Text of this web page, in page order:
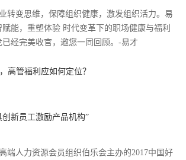
转变思维，保障组织健康，激发组织活力。易
能，重塑体验 时代变革下的职场健康与福利
经完美收官，邀您一同回顾。-易才
高管福利应如何定位？
新员工激励产品机构”
端人力资源会员组织伯乐会主办的2017中国好